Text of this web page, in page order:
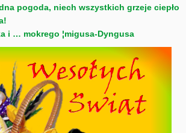
pogoda, niech wszystkich grzeje ciepło
i … mokrego ¦migusa-Dyngusa